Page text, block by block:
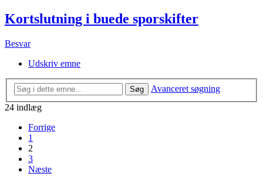
Kortslutning i buede sporskifter
Besvar
Udskriv emne
Søg
Avanceret søgning
24 indlæg
Forrige
1
2
3
Næste